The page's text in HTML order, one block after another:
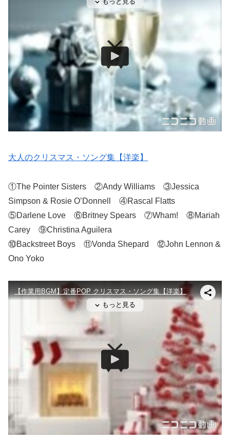
大人のクリスマス・ソング集【洋楽】
①The Pointer Sisters ②Andy Williams ③Jessica
Simpson & Rosie O’Donnell ④Rascal Flatts
⑤Darlene Love ⑥Britney Spears ⑦Wham! ⑧Mariah
Carey ⑨Christina Aguilera
⑩Backstreet Boys ⑪Vonda Shepard ⑫John Lennon &
Ono Yoko